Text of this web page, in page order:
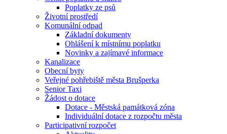
Poplatky ze psů
Životní prostředí
Komunální odpad
Základní dokumenty
Ohlášení k místnímu poplatku
Novinky a zajímavé informace
Kanalizace
Obecní byty
Veřejné pohřebiště města Brušperka
Senior Taxi
Žádost o dotace
Dotace - Městská památková zóna
Individuální dotace z rozpočtu města
Participativní rozpočet